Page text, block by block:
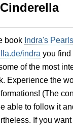
book Indra's Pearls
indra you
of the most
Experience the
(The
able to follow it
If you